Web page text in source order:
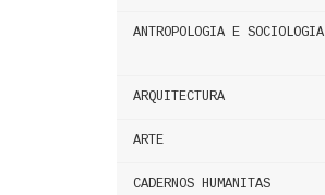
ANTROPOLOGIA E SOCIOLOGIA
ARQUITECTURA
ARTE
CADERNOS HUMANITAS